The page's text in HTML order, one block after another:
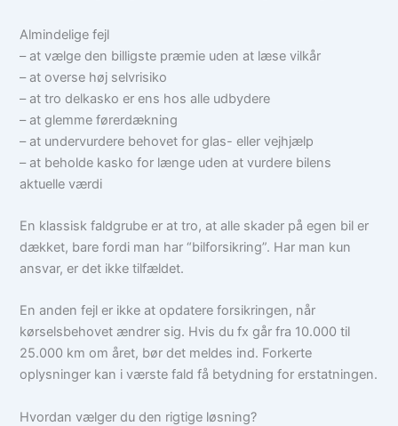
Almindelige fejl
– at vælge den billigste præmie uden at læse vilkår
– at overse høj selvrisiko
– at tro delkasko er ens hos alle udbydere
– at glemme førerdækning
– at undervurdere behovet for glas- eller vejhjælp
– at beholde kasko for længe uden at vurdere bilens
aktuelle værdi
En klassisk faldgrube er at tro, at alle skader på egen bil er
dækket, bare fordi man har “bilforsikring”. Har man kun
ansvar, er det ikke tilfældet.
En anden fejl er ikke at opdatere forsikringen, når
kørselsbehovet ændrer sig. Hvis du fx går fra 10.000 til
25.000 km om året, bør det meldes ind. Forkerte
oplysninger kan i værste fald få betydning for erstatningen.
Hvordan vælger du den rigtige løsning?